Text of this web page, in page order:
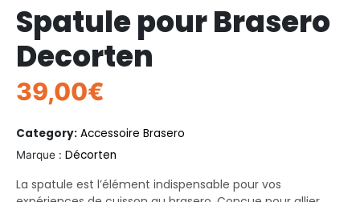
Spatule pour Brasero
Decorten
39,00€
Category: Accessoire Brasero
Marque : Décorten
La spatule est l’élément indispensable pour vos